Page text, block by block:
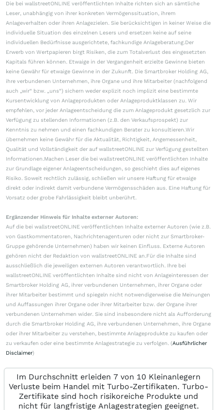
Die bei wallstreetONLINE veröffentlichten Inhalte richten sich an sämtliche
Leser, unabhängig von ihrer konkreten Vermögenssituation, ihrem
Anlageverhalten oder ihren Anlagezielen. Sie berücksichtigen in keiner Weise die
individuelle Situation des einzelnen Lesers und ersetzen keine auf seine
individuellen Bedürfnisse ausgerichtete, fachkundige Anlageberatung.Der
Erwerb von Wertpapieren birgt Risiken, die zum Totalverlust des eingesetzten
Kapitals führen können. Etwaige in der Vergangenheit erzielte Gewinne bieten
keine Gewähr für etwaige Gewinne in der Zukunft. Die Smartbroker Holding AG,
ihre verbundenen Unternehmen, ihre Organe und ihre Mitarbeiter (nachfolgend
auch „wir“ bzw. „uns“) sichern weder explizit noch implizit eine bestimmte
Kursentwicklung von Anlageprodukten oder Anlageproduktklassen zu. Wir
empfehlen, vor jeder Anlageentscheidung die zum Anlageprodukt gesetzlich zur
Verfügung zu stellenden Informationen (z.B. den Verkaufsprospekt) zur
Kenntnis zu nehmen und einen fachkundigen Berater zu konsultieren.Wir
übernehmen keine Gewähr für die Aktualität, Richtigkeit, Angemessenheit,
Qualität und Vollständigkeit der auf wallstreetONLINE zur Verfügung gestellten
Informationen.Machen Leser die bei wallstreetONLINE veröffentlichten Inhalte
zur Grundlage eigener Anlageentscheidungen, so geschieht dies auf eigenes
Risiko. Soweit rechtlich zulässig, schließen wir unsere Haftung für etwaige
direkt oder indirekt damit verbundene Vermögensschäden aus. Eine Haftung für
Vorsatz oder grobe Fahrlässigkeit bleibt unberührt.
Ergänzender Hinweis für Inhalte externer Autoren:
Auf die bei wallstreetONLINE veröffentlichten Inhalte externer Autoren (wie z.B.
von Gastkommentatoren, Nachrichtenagenturen oder nicht zur Smartbroker-
Gruppe gehörende Unternehmen) haben wir keinen Einfluss. Externe Autoren
gehören nicht der Redaktion von wallstreetONLINE an.Für die Inhalte sind
ausschließlich die jeweiligen externen Autoren verantwortlich. Ihre bei
wallstreetONLINE veröffentlichten Inhalte sind nicht von Anlageinteressen der
Smartbroker Holding AG, ihrer verbundenen Unternehmen, ihrer Organe oder
ihrer Mitarbeiter bestimmt und spiegeln nicht notwendigerweise die Meinungen
und Auffassungen ihrer Organe oder ihrer Mitarbeiter bzw. der Organe ihrer
verbundenen Unternehmen wider. Sie sind insbesondere nicht als Aufforderung
durch die Smartbroker Holding AG, ihre verbundenen Unternehmen, ihre Organe
oder ihrer Mitarbeiter zu verstehen, bestimmte Anlageprodukte zu kaufen oder
zu verkaufen oder eine bestimmte Anlagestrategie zu verfolgen. (Ausführlicher
Disclaimer)
Im Durchschnitt erleiden 7 von 10 Kleinanlegern
Verluste beim Handel mit Turbo-Zertifikaten. Turbo-
Zertifikate sind hoch risikoreiche Produkte und
nicht für langfristige Anlagestrategien geeignet.